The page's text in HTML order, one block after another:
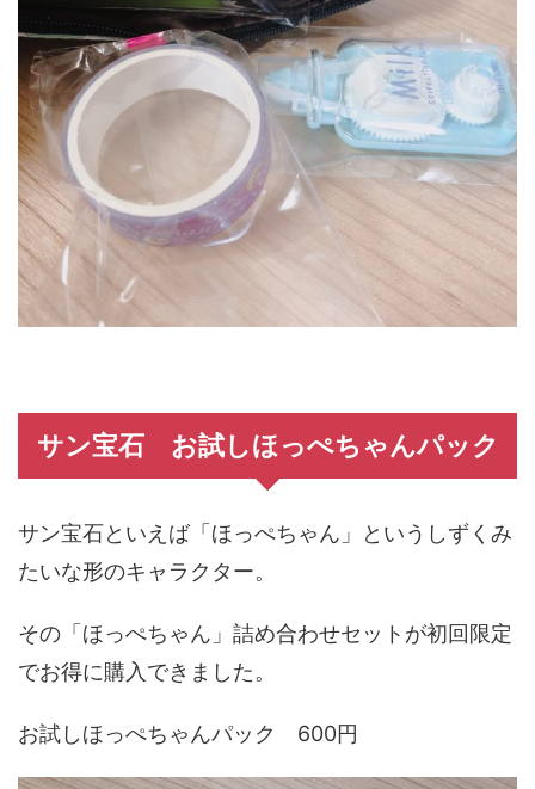
サン宝石 お試しほっぺちゃんパック
サン宝石といえば「ほっぺちゃん」というしずくみ
たいな形のキャラクター。
その「ほっぺちゃん」詰め合わせセットが初回限定
でお得に購入できました。
お試しほっぺちゃんパック 600円